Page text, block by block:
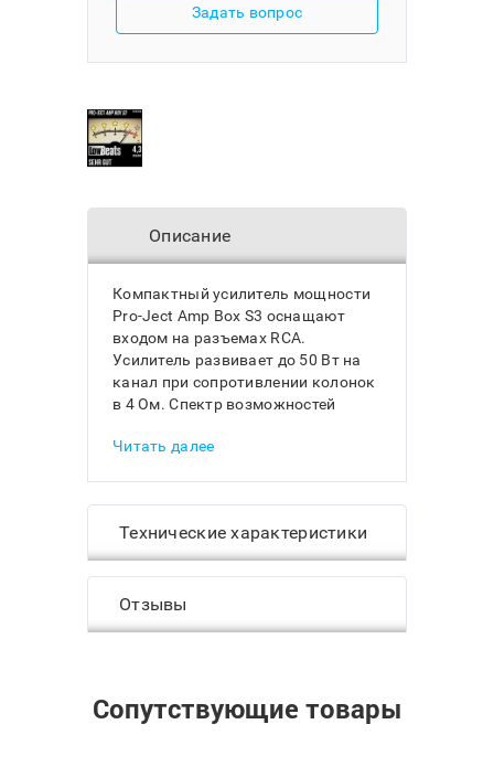
Задать вопрос
Описание
Компактный усилитель мощности
Pro-Ject Amp Box S3 оснащают
входом на разъемах RCA.
Усилитель развивает до 50 Вт на
канал при сопротивлении колонок
в 4 Ом. Спектр возможностей
используйте его совместно со
домашнем кинотеатре. Усилитель
Pro-Ject Amp Box S3 подходит для
озвучивания комнат средних
размеров.
выходная мощность модели
Читать далее
Технические характеристики
Отзывы
Сопутствующие товары